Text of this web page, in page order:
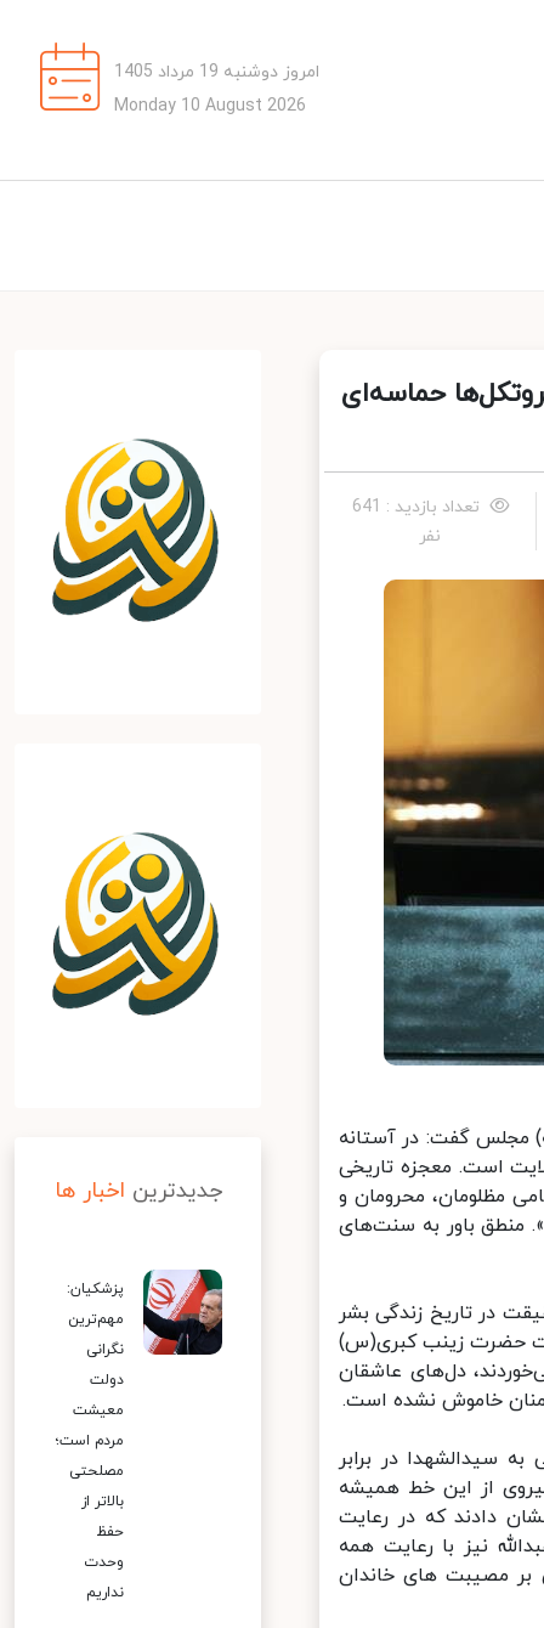
امروز دوشنبه 19 مرداد 1405
Monday 10 August 2026
حماسه‌ای
تعداد بازدید : 641
نفر
مجلس گفت: در آستانه
است. معجزه تاریخی
مظلومان، محرومان و
باور به سنت‌های
در تاریخ زندگی بشر
حضرت زینب کبری(س)
دل‌های عاشقان
خاموش نشده است.
سیدالشهدا در برابر
از این خط همیشه
دادند که در رعایت
نیز با رعایت همه
مصیبت های خاندان
جدیدترین اخبار ها
پزشکیان:
مهم‌ترین
نگرانی
دولت
معیشت
مردم است؛
مصلحتی
بالاتر از
حفظ
وحدت
نداریم